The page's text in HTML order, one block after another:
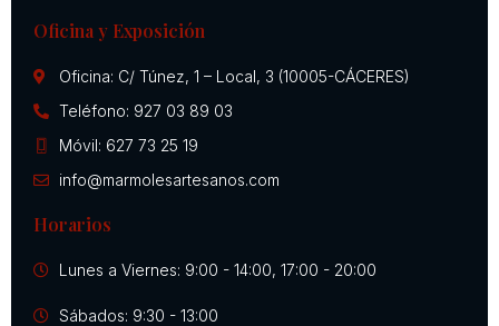
Oficina y Exposición
Oficina: C/ Túnez, 1 – Local, 3 (10005-CÁCERES)
Teléfono: 927 03 89 03
Móvil: 627 73 25 19
info@marmolesartesanos.com
Horarios
Lunes a Viernes: 9:00 - 14:00, 17:00 - 20:00
Sábados: 9:30 - 13:00